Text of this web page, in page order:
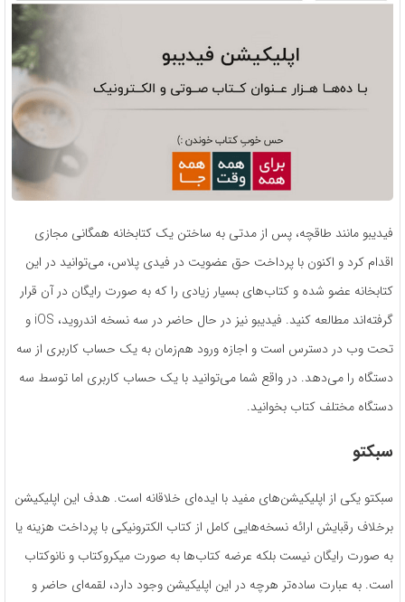
فیدیبو مانند طاقچه، پس از مدتی به ساختن یک کتابخانه همگانی مجازی
اقدام کرد و اکنون با پرداخت حق عضویت در فیدی پلاس، می‌توانید در این
کتابخانه عضو شده و کتاب‌های بسیار زیادی را که به صورت رایگان در آن قرار
گرفته‌اند مطالعه کنید. فیدیبو نیز در حال حاضر در سه نسخه اندروید، iOS و
تحت وب در دسترس است و اجازه‌ ورود هم‌زمان به یک حساب کاربری از سه
دستگاه را می‌دهد. در واقع شما می‌توانید با یک حساب کاربری اما توسط سه
دستگاه مختلف کتاب بخوانید.
سبکتو
سبکتو یکی از اپلیکیشن‌های مفید با ایده‌ای خلاقانه است. هدف این اپلیکیشن
برخلاف رقبایش ارائه نسخه‌هایی کامل از کتاب الکترونیکی با پرداخت هزینه یا
به صورت رایگان نیست بلکه عرضه کتاب‌ها به صورت میکروکتاب و نانوکتاب
است. به عبارت ساده‌تر هرچه در این اپلیکیشن وجود دارد، لقمه‌ای حاضر و